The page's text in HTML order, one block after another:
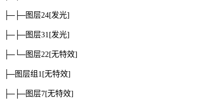
├─├─图层24[发光]
├─├─图层31 [发光]
├─└─图层22[无特效]
├─图层组1 [无特效]
├─├─图层7[无特效]